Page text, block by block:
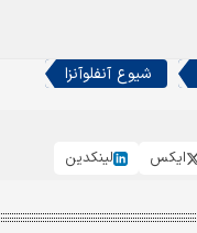
شیوع آنفلوآنزا
ایکس لینکدین